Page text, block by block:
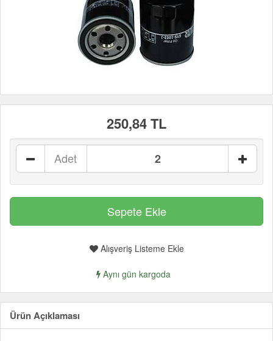
250,84 TL
Adet
Alışveriş Listeme Ekle
Aynı gün kargoda
Ürün Açıklaması